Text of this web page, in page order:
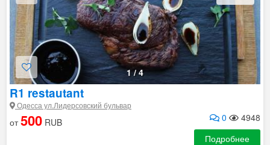
1/4
R1 restautant
Одесса ул.Лидерсовский бульвар
0 4948
от500 RUB
Подробнее